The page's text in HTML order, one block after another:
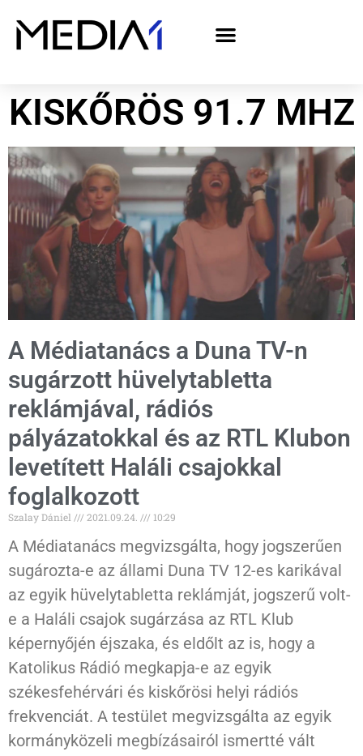
KISKŐRÖS 91.7 MHZ
A Médiatanács a Duna TV-n
sugárzott hüvelytabletta
reklámjával, rádiós
pályázatokkal és az RTL Klubon
levetített Haláli csajokkal
foglalkozott
Szalay Dániel 2021.09.24. 10:29
A Médiatanács megvizsgálta, hogy jogszerűen
sugározta-e az állami Duna TV 12-es karikával
az egyik hüvelytabletta reklámját, jogszerű volt-
e a Haláli csajok sugárzása az RTL Klub
képernyőjén éjszaka, és eldőlt az is, hogy a
Katolikus Rádió megkapja-e az egyik
székesfehérvári és kiskőrösi helyi rádiós
frekvenciát. A testület megvizsgálta az egyik
kormányközeli megbízásairól ismertté vált